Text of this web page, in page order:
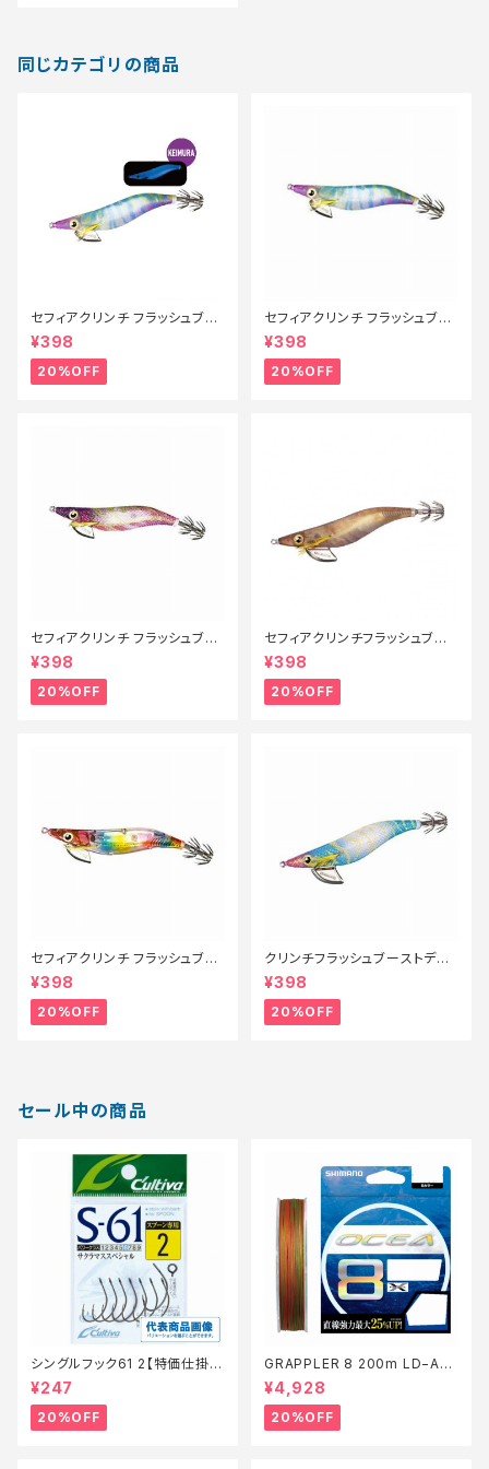
同じカテゴリの商品
セフィアクリンチ フラッシュブー
スト QE-X25T 008【特価ルア
ー】【20】
¥398
20%OFF
セフィアクリンチ フラッシュブー
スト 3号 QE−X30T 008【特価
ルアー】【20】
¥398
20%OFF
セフィアクリンチ フラッシュブー
スト 3号 QE-X30T 001【特価
ルアー】【20】
¥398
20%OFF
セフィアクリンチフラッシュブー
スト3.5号 QE−X35U Fキンア
ジ 005【特価ルアー】【20】
¥398
20%OFF
セフィアクリンチ フラッシュブー
スト 3号 QE-X30T 014【特価
ルアー】【20】
¥398
20%OFF
クリンチフラッシュブーストディ
ープ3.5号 QE−D35V ブルーエ
ビK 0【特価ルアー】【20】
¥398
20%OFF
セール中の商品
シングルフック61 2【特価仕掛】
【20】
¥247
20%OFF
GRAPPLER 8 200m LD−A61
S 5色 8【特価仕掛】【20】
¥4,928
20%OFF